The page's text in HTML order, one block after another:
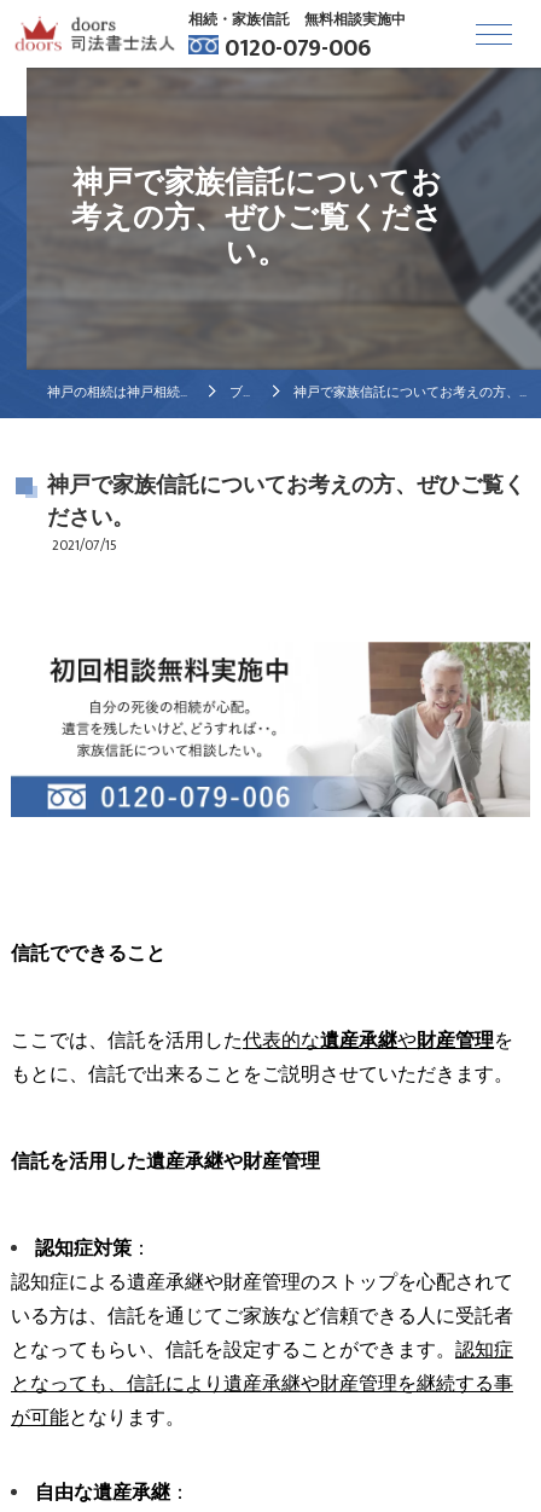
相続・家族信託 無料相談実施中
0120-079-006
神戸で家族信託についてお
考えの方、ぜひご覧くださ
い。
神戸の相続は神戸相続相談センター ブログ 神戸で家族信託についてお考えの方、ぜひご覧ください。
神戸で家族信託についてお考えの方、ぜひご覧く
ださい。
2021/07/15
信託でできること
ここでは、信託を活用した代表的な遺産承継や財産管理を
もとに、信託で出来ることをご説明させていただきます。
信託を活用した遺産承継や財産管理
認知症対策：
認知症による遺産承継や財産管理のストップを心配されて
いる方は、信託を通じてご家族など信頼できる人に受託者
となってもらい、信託を設定することができます。 認知症
となっても、信託により遺産承継や財産管理を継続する事
が可能となります。
自由な遺産承継：